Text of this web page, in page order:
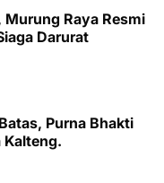
Raya Resmi
Darurat
Purna Bhakti
Kalteng.